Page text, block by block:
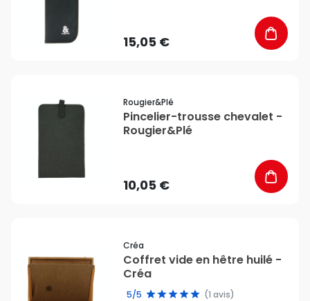
15,05 €
Rougier&plé
Pincelier-trousse chevalet -
Rougier&Plé
10,05 €
Créa
Coffret vide en hêtre huilé -
Créa
5/5 (1 avis)